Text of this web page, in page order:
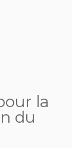
la
du